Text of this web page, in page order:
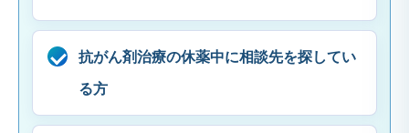
抗がん剤治療の休薬中に相談先を探してい
る方